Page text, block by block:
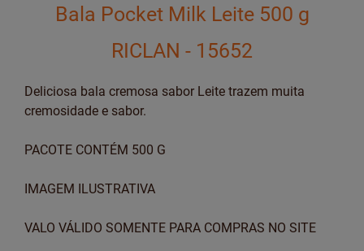
Bala Pocket Milk Leite 500 g
RICLAN - 15652
Deliciosa bala cremosa sabor Leite trazem muita
cremosidade e sabor.
PACOTE CONTÉM 500 G
IMAGEM ILUSTRATIVA
VALO VÁLIDO SOMENTE PARA COMPRAS NO SITE